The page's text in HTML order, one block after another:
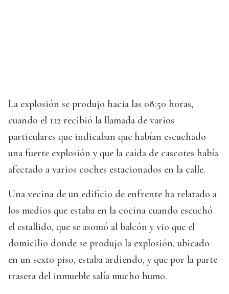
La explosión se produjo hacia las 08:50 horas,
cuando el 112 recibió la llamada de varios
particulares que indicaban que habían escuchado
una fuerte explosión y que la caída de cascotes había
afectado a varios coches estacionados en la calle.
Una vecina de un edificio de enfrente ha relatado a
los medios que estaba en la cocina cuando escuchó
el estallido, que se asomó al balcón y vio que el
domicilio donde se produjo la explosión, ubicado
en un sexto piso, estaba ardiendo, y que por la parte
trasera del inmueble salía mucho humo.